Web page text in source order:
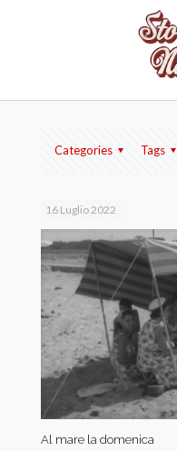
Categories Tags
16 Luglio 2022
Al mare la domenica